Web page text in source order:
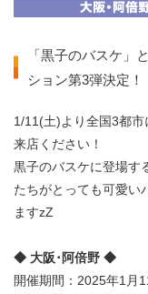
「黒子のバスケ」
ション第3弾決定！
1/11(土)より全国3都
来店ください！
黒子のバスケに登場す
たちがとっても可愛い
ますzZ
◆ 大阪･阿倍野 ◆
開催期間：2025年1月